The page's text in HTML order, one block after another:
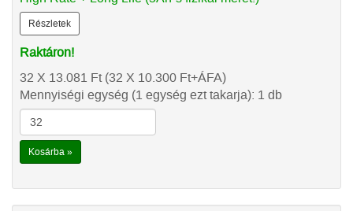
Részletek
Raktáron!
32 X 13.081 Ft(32 X 10.300 Ft+ÁFA)
Mennyiségi egység (1 egység ezt takarja): 1 db
Kosárba »